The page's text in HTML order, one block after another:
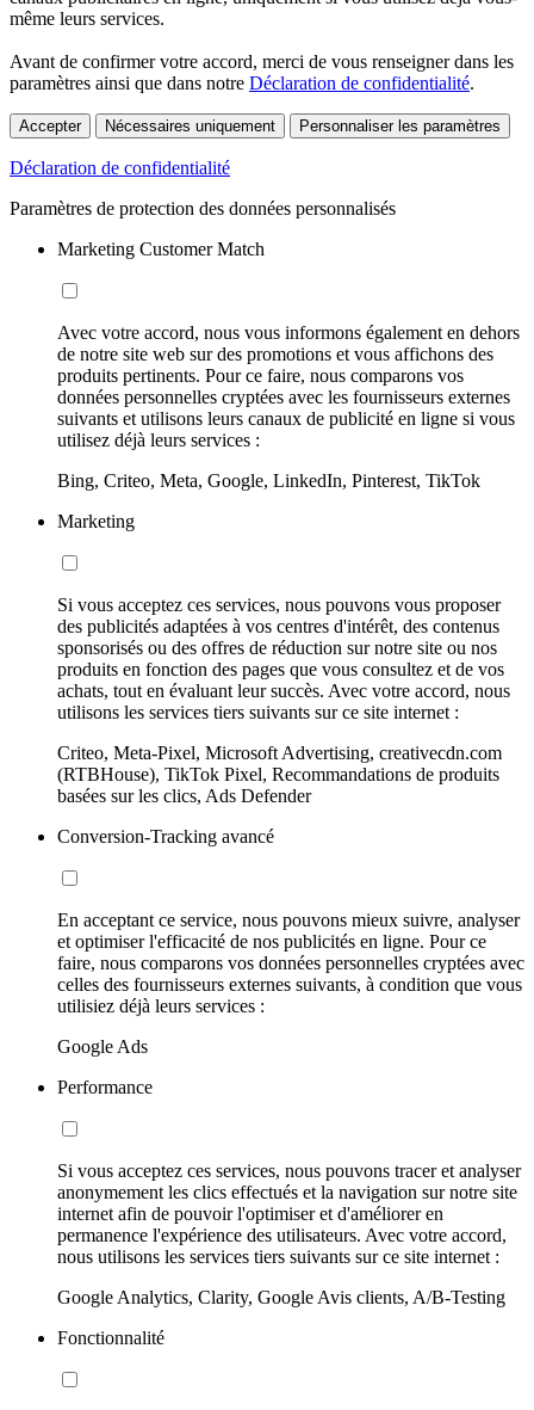
même leurs services.
Avant de confirmer votre accord, merci de vous renseigner dans les
paramètres ainsi que dans notre Déclaration de confidentialité.
Accepter Nécessaires uniquement Personnaliser les paramètres
Déclaration de confidentialité
Paramètres de protection des données personnalisés
Marketing Customer Match
Avec votre accord, nous vous informons également en dehors
de notre site web sur des promotions et vous affichons des
produits pertinents. Pour ce faire, nous comparons vos
données personnelles cryptées avec les fournisseurs externes
suivants et utilisons leurs canaux de publicité en ligne si vous
utilisez déjà leurs services :
Bing, Criteo, Meta, Google, LinkedIn, Pinterest, TikTok
Marketing
Si vous acceptez ces services, nous pouvons vous proposer
des publicités adaptées à vos centres d'intérêt, des contenus
sponsorisés ou des offres de réduction sur notre site ou nos
produits en fonction des pages que vous consultez et de vos
achats, tout en évaluant leur succès. Avec votre accord, nous
utilisons les services tiers suivants sur ce site internet :
Criteo, Meta-Pixel, Microsoft Advertising, creativecdn.com
(RTBHouse), TikTok Pixel, Recommandations de produits
basées sur les clics, Ads Defender
Conversion-Tracking avancé
En acceptant ce service, nous pouvons mieux suivre, analyser
et optimiser l'efficacité de nos publicités en ligne. Pour ce
faire, nous comparons vos données personnelles cryptées avec
celles des fournisseurs externes suivants, à condition que vous
utilisiez déjà leurs services :
Google Ads
Performance
Si vous acceptez ces services, nous pouvons tracer et analyser
anonymement les clics effectués et la navigation sur notre site
internet afin de pouvoir l'optimiser et d'améliorer en
permanence l'expérience des utilisateurs. Avec votre accord,
nous utilisons les services tiers suivants sur ce site internet :
Google Analytics, Clarity, Google Avis clients, A/B-Testing
Fonctionnalité